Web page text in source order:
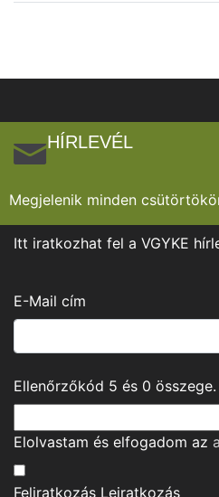
HÍRLEVÉL
Megjelenik minden
Itt iratkozhat fel a VGYKE
E-Mail cím
Ellenőrzőkód 5 és 0 összege.
Elolvastam és elfogadom az
Feliratkozás Leiratkozás